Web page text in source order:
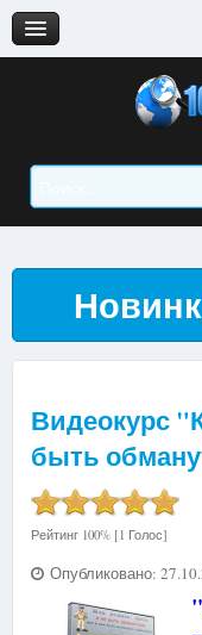
Видеокурсы
Аудиокурсы
Видеокурс
быть
Рейтинг 100% [1 Голос]
Опубликовано: